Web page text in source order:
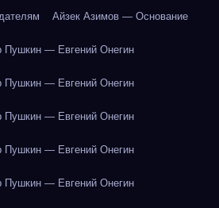
Айзек Азимов — Основание
Пушкин — Евгений Онегин
Пушкин — Евгений Онегин
Пушкин — Евгений Онегин
Пушкин — Евгений Онегин
Пушкин — Евгений Онегин